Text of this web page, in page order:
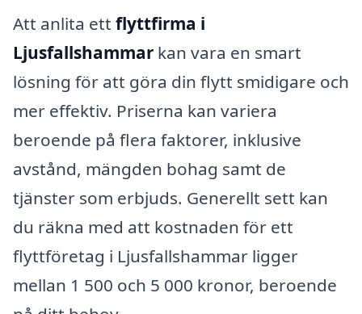
Att anlita ett flyttfirma i
Ljusfallshammar kan vara en smart
lösning för att göra din flytt smidigare och
mer effektiv. Priserna kan variera
beroende på flera faktorer, inklusive
avstånd, mängden bohag samt de
tjänster som erbjuds. Generellt sett kan
du räkna med att kostnaden för ett
flyttföretag i Ljusfallshammar ligger
mellan 1 500 och 5 000 kronor, beroende